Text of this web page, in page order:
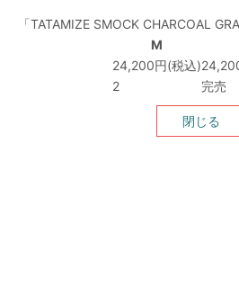
「TATAMIZE SMOCK CHARCOAL
M
24,200円(税込)
2
完売
閉じる